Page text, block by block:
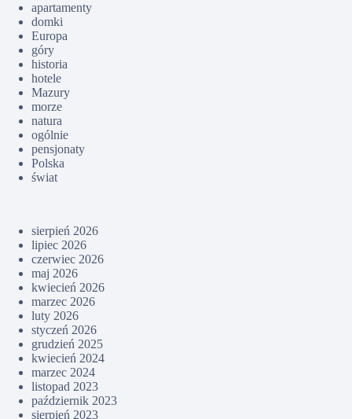
apartamenty
domki
Europa
góry
historia
hotele
Mazury
morze
natura
ogólnie
pensjonaty
Polska
świat
sierpień 2026
lipiec 2026
czerwiec 2026
maj 2026
kwiecień 2026
marzec 2026
luty 2026
styczeń 2026
grudzień 2025
kwiecień 2024
marzec 2024
listopad 2023
październik 2023
sierpień 2023